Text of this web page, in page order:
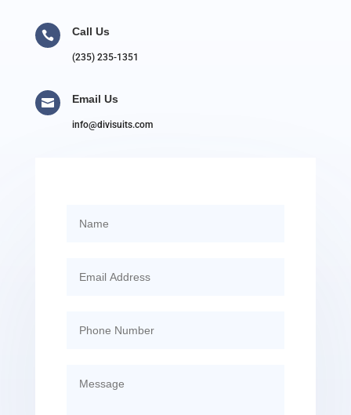
 Call Us
(235) 235-1351
 Email Us
info@divisuits.com